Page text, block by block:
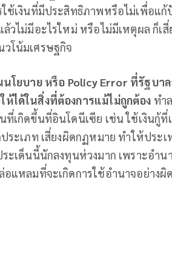
ใช้เงินที่มีประสิทธิภาพหรือไม่เพื่อแ
วไม่มีอะไรใหม่ หรือไม่มีเหตุผล ก็
โน้มเศรษฐกิจ
นโยบาย หรือ Policy Error ที่รัฐบา
ห้ได้ในสิ่งที่ต้องการแม้ไม่ถูกต้อง ทํา
ที่เกิดขึ้นที่อินโดนีเซีย เช่น ใช้เงินกู้
ระเภท เสี่ยงผิดกฏหมาย ทําให้ประ
ะเด็นนี้นักลงทุนห่วงมาก เพราะอํา
แหลมที่จะเกิดการใช้อํานาจอย่าง